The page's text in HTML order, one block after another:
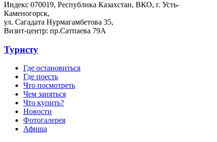
Индекс 070019, Республика Казахстан, ВКО, г. Усть-
Каменогорск,
ул. Сагадата Нурмагамбетова 35,
Визит-центр: пр.Сатпаева 79А
Туристу
Где остановиться
Где поесть
Что посмотреть
Чем заняться
Что купить?
Новости
Фотогалерея
Афиша